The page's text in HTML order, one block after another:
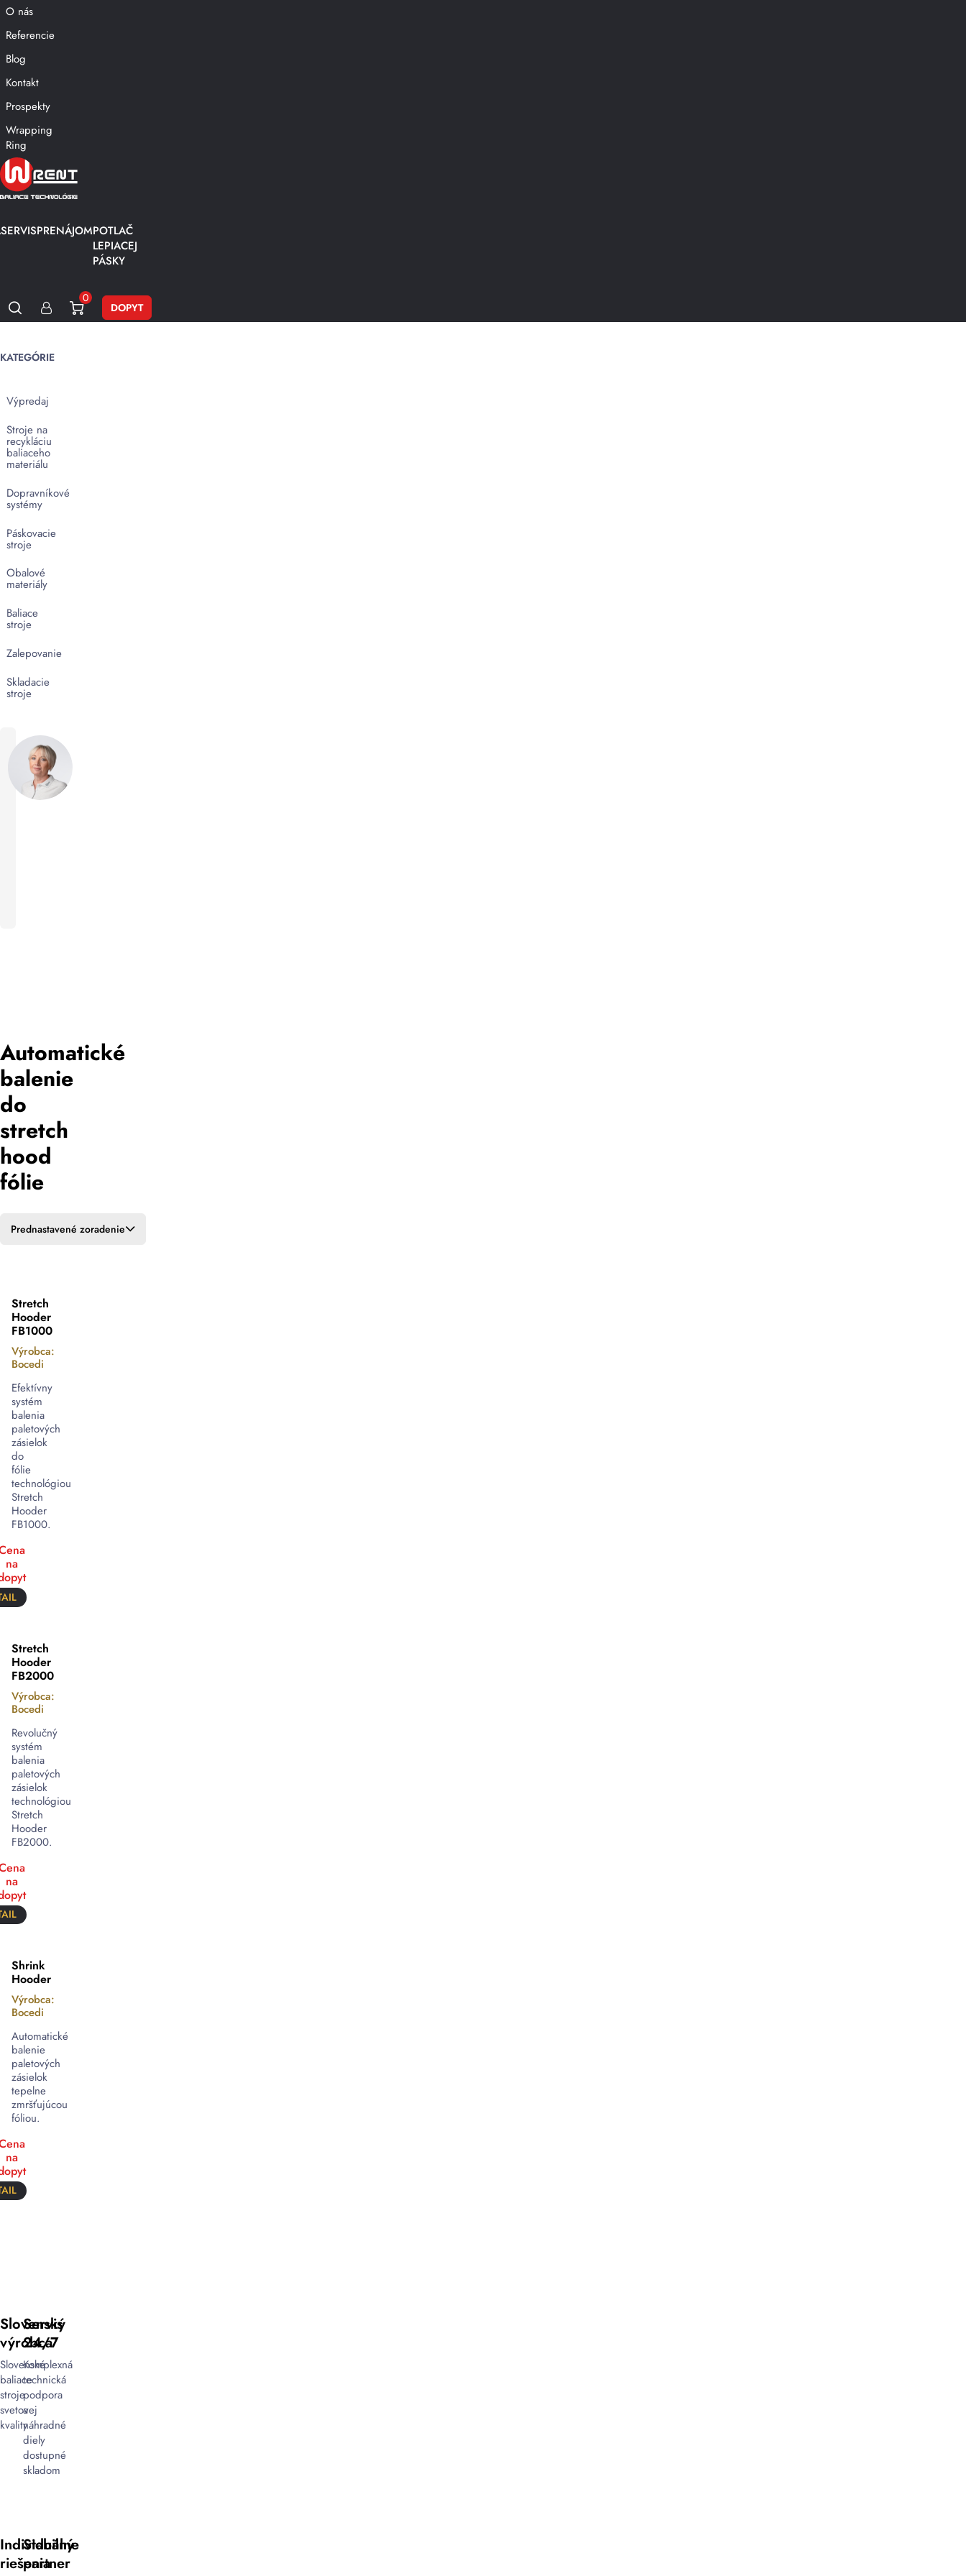
O nás
Referencie
Blog
Kontakt
Prospekty
Wrapping
Ring
SERVISPRENÁJOMPOTLAČ
LEPIACEJ
PÁSKY
0
DOPYT
KATEGÓRIE
Výpredaj
Stroje na
recykláciu
baliaceho
materiálu
Dopravníkové
systémy
Páskovacie
stroje
Obalové
materiály
Baliace
stroje
Zalepovanie
Skladacie
stroje
Automatické
balenie
do
stretch
hood
fólie
Prednastavené zoradenie
Stretch
Hooder
FB1000
Výrobca:
Bocedi
Efektívny
systém
balenia
paletových
zásielok
do
fólie
technológiou
Stretch
Hooder
FB1000.
na
Stretch
Hooder
FB2000
Výrobca:
Bocedi
Revolučný
systém
balenia
paletových
zásielok
technológiou
Stretch
Hooder
FB2000.
na
Shrink
Hooder
Výrobca:
Bocedi
Automatické
balenie
paletových
zásielok
tepelne
zmršťujúcou
fóliou.
na
Slovenský
výrobca
Slovenské
baliace
stroje
svetovej
kvality
Servis
24/7
Komplexná
technická
podpora
a
náhradné
diely
dostupné
skladom
Individuálne
riešenia
Stabilný
partner